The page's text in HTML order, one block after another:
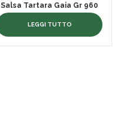
Salsa Tartara Gaia Gr 960
LEGGI TUTTO